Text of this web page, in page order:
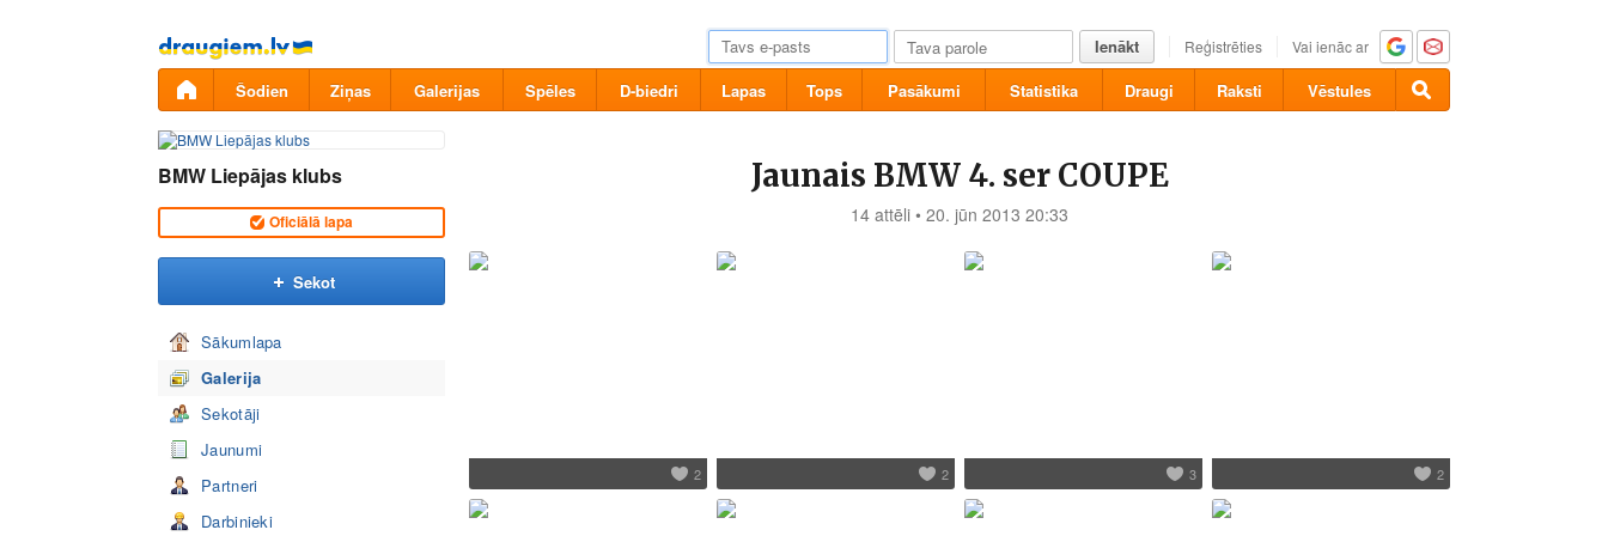
Pāriet
uz
saturu
Ienākt Reģistrēties Vai ienāc ar
Šodien Ziņas Galerijas Spēles D-biedri Lapas Tops Pasākumi Statistika Draugi Raksti Vēstules
BMW Liepājas klubs
Oficiālā lapa
Sekot
Sākumlapa
Galerija
Sekotāji
Jaunumi
Partneri
Darbinieki
Jaunais BMW 4. ser COUPE
14 attēli • 20. jūn 2013 20:33
2 2 3 2